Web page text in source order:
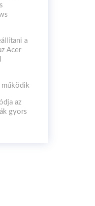
a
Acer
működik
az
gyors